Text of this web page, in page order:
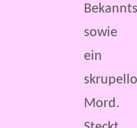
sowie
ein
Mord.